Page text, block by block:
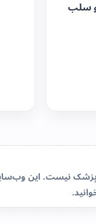
سلب
نیست. این